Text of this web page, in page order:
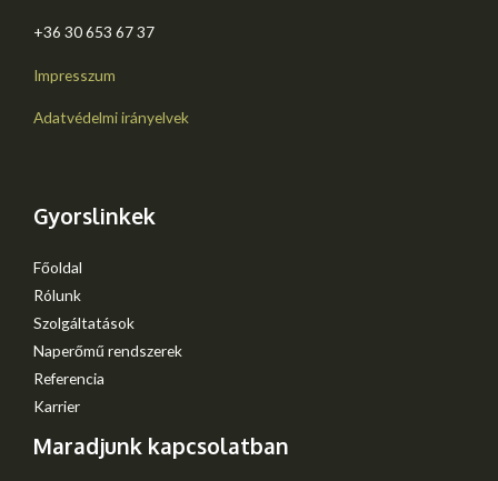
+36 30 653 67 37​
Impresszum
Adatvédelmi irányelvek
Gyorslinkek
Főoldal
Rólunk
Szolgáltatások
Naperőmű rendszerek
Referencia
Karrier
Maradjunk kapcsolatban